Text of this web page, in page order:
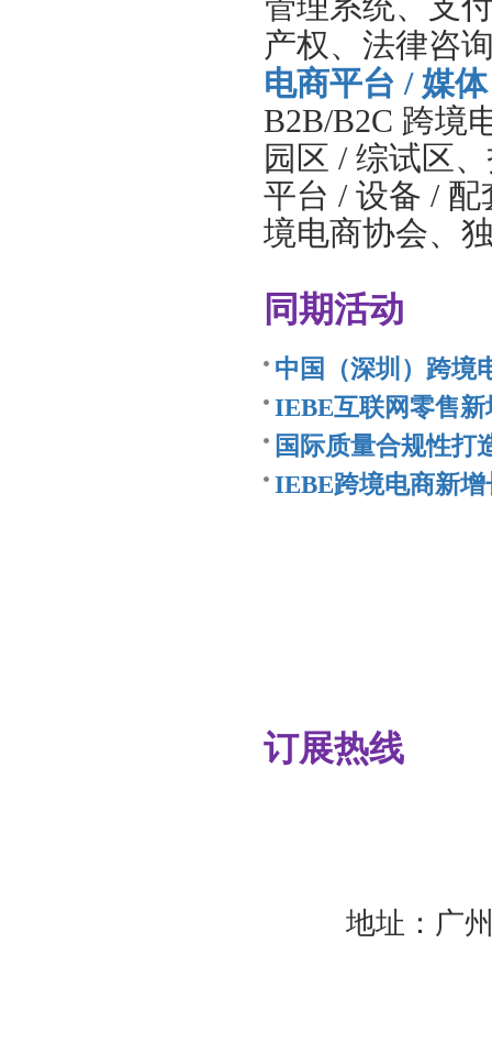
产权、法律咨
电商平台 / 媒体
B2B/B2C 跨境
园区 / 综试区
平台 / 设备 / 配
境电商协会、
同期活动
中国（深圳）跨境
IEBE互联网零售
国际质量合规性打
IEBE跨境电商新
订展热线
地址：广